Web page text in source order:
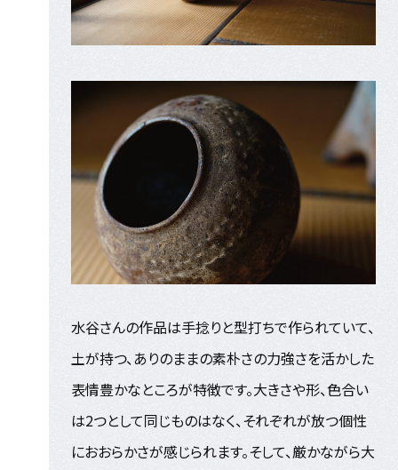
水谷さんの作品は手捻りと型打ちで作られていて、
土が持つ、ありのままの素朴さの力強さを活かした
表情豊かなところが特徴です。大きさや形、色合い
は2つとして同じものはなく、それぞれが放つ個性
におおらかさが感じられます。そして、厳かながら大